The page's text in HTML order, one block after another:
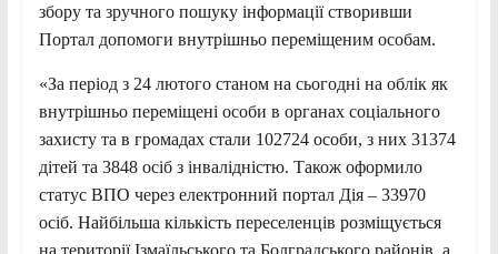
збору та зручного пошуку інформації створивши
Портал допомоги внутрішньо переміщеним особам.
«За період з 24 лютого станом на сьогодні на облік як
внутрішньо переміщені особи в органах соціального
захисту та в громадах стали 102724 особи, з них 31374
дітей та 3848 осіб з інвалідністю. Також оформило
статус ВПО через електронний портал Дія – 33970
осіб. Найбільша кількість переселенців розміщується
на території Ізмаїльського та Болградського районів, а